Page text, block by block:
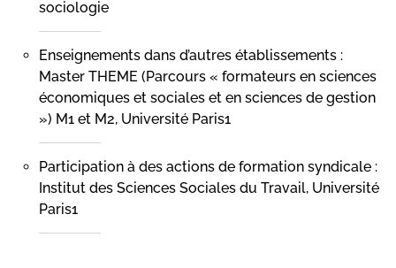
sociologie
Enseignements dans d’autres établissements :
Master THEME (Parcours « formateurs en sciences
économiques et sociales et en sciences de gestion
») M1 et M2, Université Paris1
Participation à des actions de formation syndicale :
Institut des Sciences Sociales du Travail, Université
Paris1